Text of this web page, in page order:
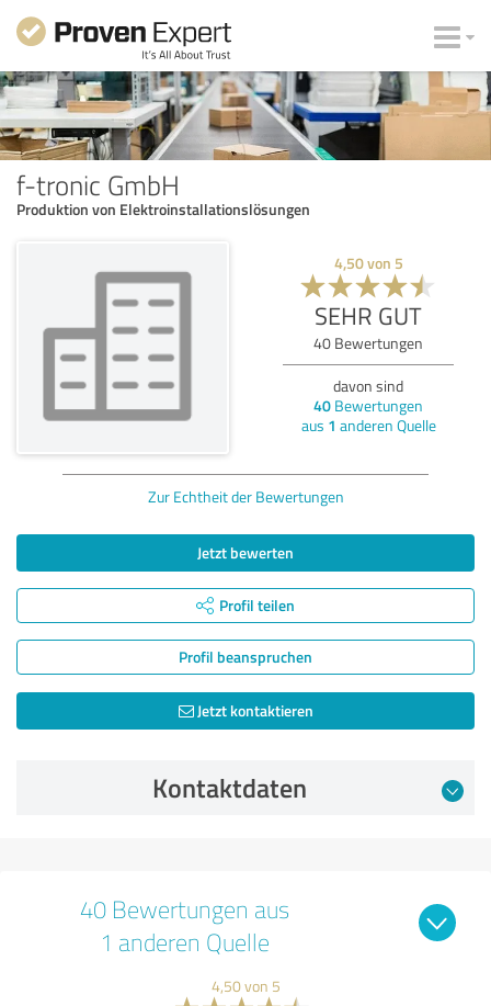
f-tronic GmbH
Produktion von Elektroinstallationslösungen
4,50von 5
SEHR GUT
40 Bewertungen
davon sind
40 Bewertungen
aus 1 anderen Quelle
Zur Echtheit der Bewertungen
Jetzt bewerten
Profil teilen
Profil beanspruchen
Jetzt kontaktieren
Kontaktdaten
40 Bewertungen aus
1 anderen Quelle
4,50 von 5